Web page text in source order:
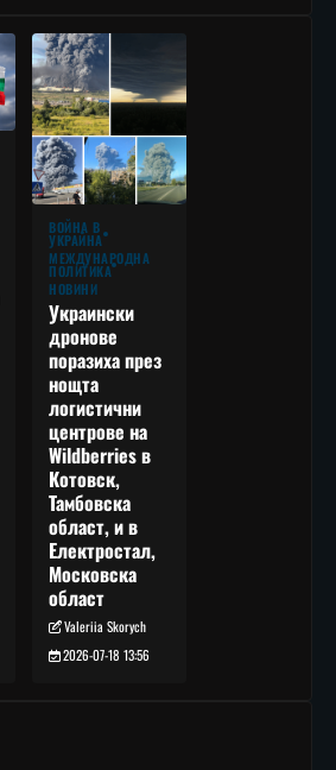
ВОЙНА В
УКРАЙНА
МЕЖДУНАРОДНА
ПОЛИТИКА
НОВИНИ
Украински
дронове
поразиха през
нощта
логистични
центрове на
Wildberries в
Котовск,
Тамбовска
област, и в
Електростал,
Московска
област
Valeriia Skorych
2026-07-18 13:56